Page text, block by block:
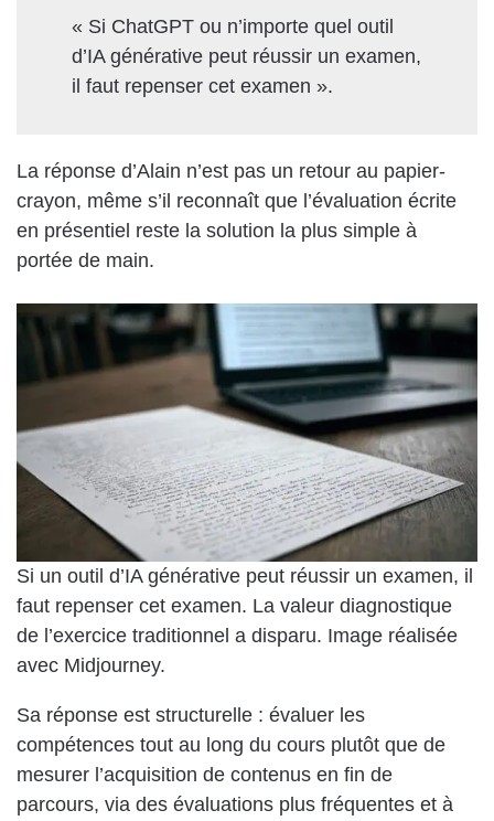
« Si ChatGPT ou n’importe quel outil
d’IA générative peut réussir un examen,
il faut repenser cet examen ».
La réponse d’Alain n’est pas un retour au papier-
crayon, même s’il reconnaît que l’évaluation écrite
en présentiel reste la solution la plus simple à
portée de main.
Si un outil d’IA générative peut réussir un examen, il
faut repenser cet examen. La valeur diagnostique
de l’exercice traditionnel a disparu. Image réalisée
avec Midjourney.
Sa réponse est structurelle : évaluer les
compétences tout au long du cours plutôt que de
mesurer l’acquisition de contenus en fin de
parcours, via des évaluations plus fréquentes et à